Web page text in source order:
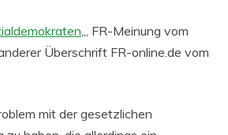
„, FR-Meinung vom
Überschrift FR-online.de vom
mit der gesetzlichen